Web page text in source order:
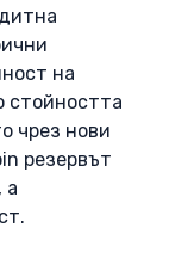
на
стойността
чрез нови
резервът
а